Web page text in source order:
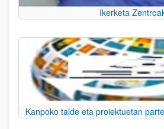
Ikerketa
Kanpoko talde eta proiektuetan